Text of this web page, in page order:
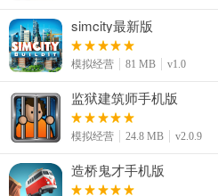
simcity最新版
模拟经营 81 MB v1.0
监狱建筑师手机版
模拟经营 24.8 MB v2.0.9
造桥鬼才手机版